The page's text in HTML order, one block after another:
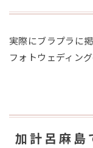
実際にブラプラに
フォトウェディン
加計呂麻島